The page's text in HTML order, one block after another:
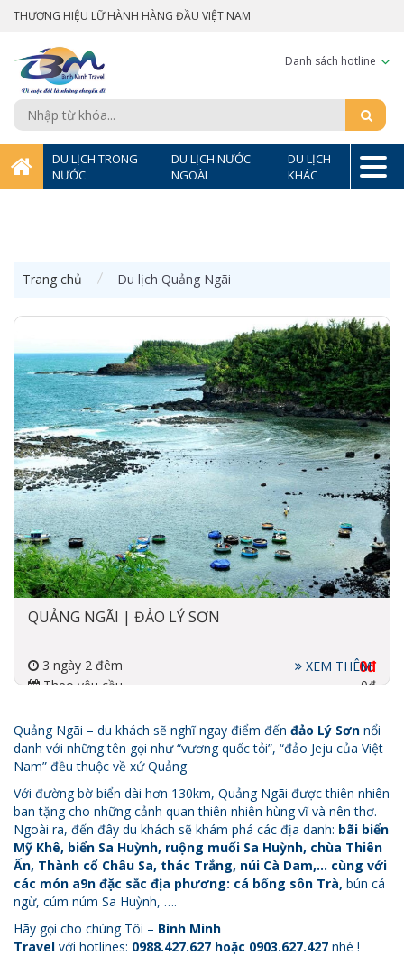
THƯƠNG HIỆU LỮ HÀNH HÀNG ĐẦU VIỆT NAM
Danh sách hotline
DU LỊCH TRONG
NƯỚC
DU LỊCH NƯỚC
NGOÀI
DU LỊCH
KHÁC
Trang chủ Du lịch Quảng Ngãi
QUẢNG NGÃI | ĐẢO LÝ SƠN
3 ngày 2 đêm
Theo yêu cầu
0đ
0đ
XEM THÊM
Quảng Ngãi – du khách sẽ nghĩ ngay điểm đến đảo Lý Sơn nổi
danh với những tên gọi như “vương quốc tỏi”, “đảo Jeju của Việt
Nam” đều thuộc về xứ Quảng
Với đường bờ biển dài hơn 130km, Quảng Ngãi được thiên nhiên
ban tặng cho những cảnh quan thiên nhiên hùng vĩ và nên thơ.
Ngoài ra, đến đây du khách sẽ khám phá các địa danh: bãi biển
Mỹ Khê, biển Sa Huỳnh, ruộng muối Sa Huỳnh, chùa Thiên
Ấn, Thành cổ Châu Sa, thác Trắng, núi Cà Dam,… cùng với
các món a9n đặc sắc địa phương: cá bống sôn Trà, bún cá
ngừ, cúm núm Sa Huỳnh, ….
Hãy gọi cho chúng Tôi – Bình Minh
Travel với hotlines: 0988.427.627 hoặc 0903.627.427 nhé !